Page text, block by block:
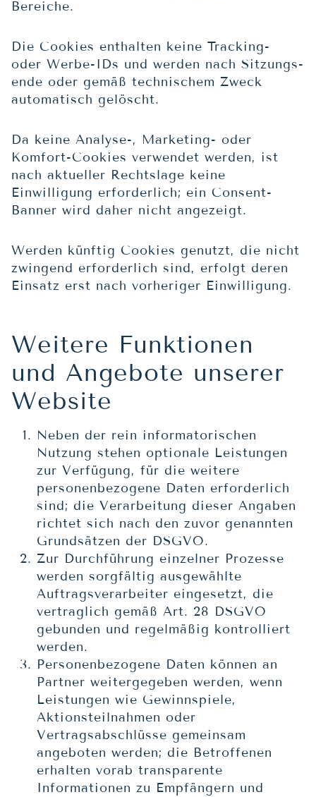
Bereiche.
Die Cookies enthalten keine Tracking-
oder Werbe-IDs und werden nach Sitzungs­
ende oder gemäß technischem Zweck
automatisch gelöscht.
Da keine Analyse-, Marketing- oder
Komfort-Cookies verwendet werden, ist
nach aktueller Rechtslage keine
Einwilligung erforderlich; ein Consent-
Banner wird daher nicht angezeigt.
Werden künftig Cookies genutzt, die nicht
zwingend erforderlich sind, erfolgt deren
Einsatz erst nach vorheriger Einwilligung.
Weitere Funktionen
und Angebote unserer
Website
Neben der rein informatorischen
Nutzung stehen optionale Leistungen
zur Verfügung, für die weitere
personenbezogene Daten erforderlich
sind; die Verarbeitung dieser Angaben
richtet sich nach den zuvor genannten
Grundsätzen der DSGVO.
Zur Durchführung einzelner Prozesse
werden sorgfältig ausgewählte
Auftragsverarbeiter eingesetzt, die
vertraglich gemäß Art. 28 DSGVO
gebunden und regelmäßig kontrolliert
werden.
Personenbezogene Daten können an
Partner weitergegeben werden, wenn
Leistungen wie Gewinnspiele,
Aktionsteilnahmen oder
Vertragsabschlüsse gemeinsam
angeboten werden; die Betroffenen
erhalten vorab transparente
Informationen zu Empfängern und